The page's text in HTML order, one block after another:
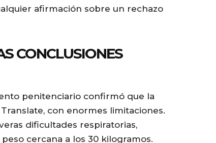
afirmación sobre un rechazo
CONCLUSIONES
penitenciario confirmó que la
con enormes limitaciones.
dificultades respiratorias,
cercana a los 30 kilogramos.